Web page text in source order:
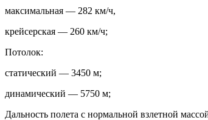
максимальная — 282 км/ч,
крейсерская — 260 км/ч;
Потолок:
статический — 3450 м;
динамический — 5750 м;
Дальность полета с нормальной взлетной